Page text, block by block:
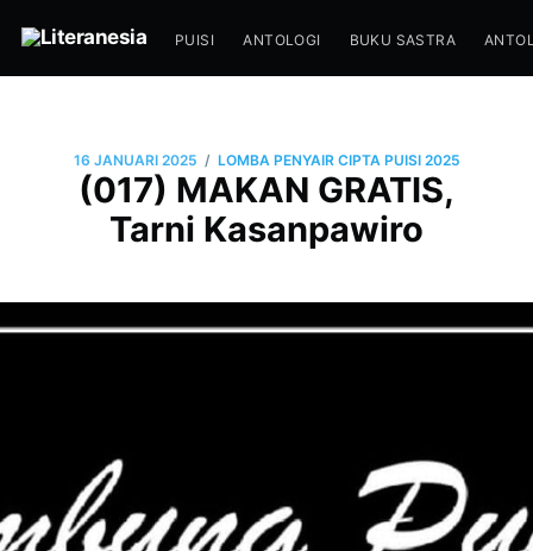
PUISI ANTOLOGI BUKU SASTRA
16 JANUARI 2025 / LOMBA PENYAIR CIPTA PUISI 2025
(017) MAKAN GRATIS,
Tarni Kasanpawiro